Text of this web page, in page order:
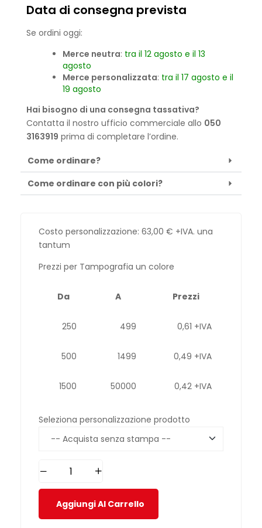
Data di consegna prevista
Se ordini oggi:
Merce neutra: tra il 12 agosto e il 13
agosto
Merce personalizzata: tra il 17 agosto e il
19 agosto
Hai bisogno di una consegna tassativa?
Contatta il nostro ufficio commerciale allo 050
3163919 prima di completare l’ordine.
Come ordinare?
Come ordinare con più colori?
Costo personalizzazione: 63,00 € +IVA. una
tantum
Prezzi per Tampografia un colore
Da A Prezzi
250 499 0,61 +IVA
500 1499 0,49 +IVA
1500 50000 0,42 +IVA
Seleziona personalizzazione prodotto
Aggiungi Al Carrello